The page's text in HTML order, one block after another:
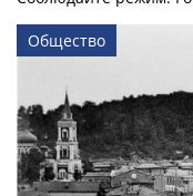
Общество